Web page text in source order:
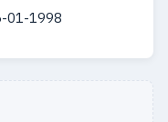
01-1998